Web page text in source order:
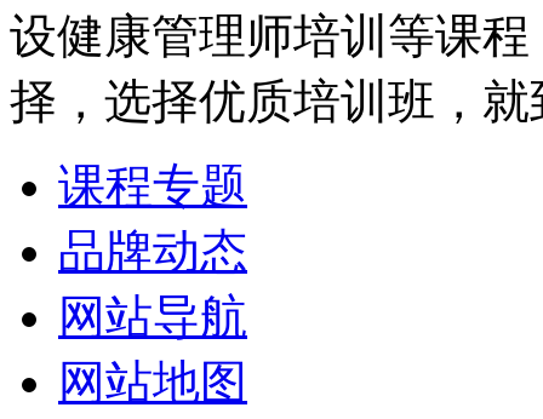
设健康管理师培训等课
择，选择优质培训班，
课程专题
品牌动态
网站导航
网站地图